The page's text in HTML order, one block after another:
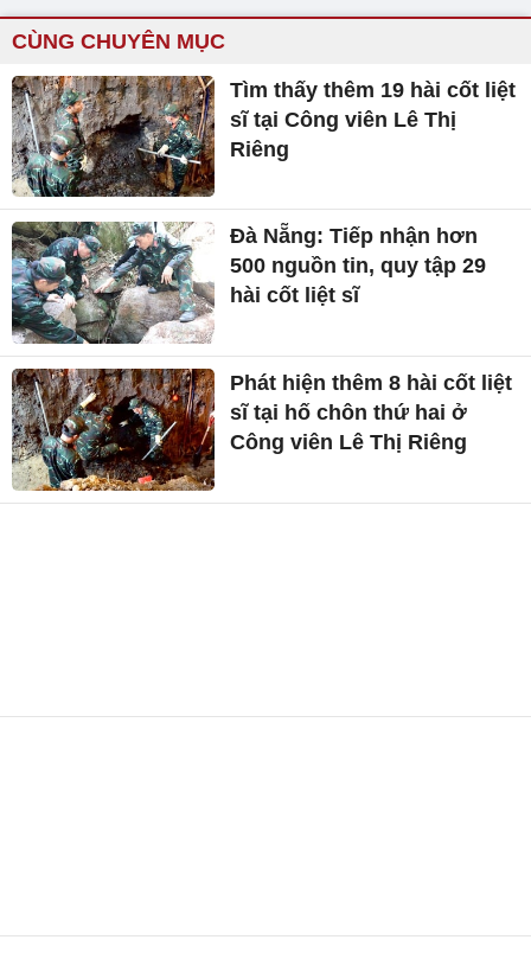
CÙNG CHUYÊN MỤC
Tìm thấy thêm 19 hài cốt liệt
sĩ tại Công viên Lê Thị
Riêng
Đà Nẵng: Tiếp nhận hơn
500 nguồn tin, quy tập 29
hài cốt liệt sĩ
Phát hiện thêm 8 hài cốt liệt
sĩ tại hố chôn thứ hai ở
Công viên Lê Thị Riêng